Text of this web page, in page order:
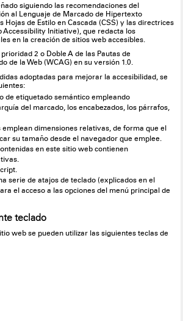
siguiendo las recomendaciones del
al Lenguaje de Marcado de Hipertexto
Hojas de Estilo en Cascada (CSS) y las directrices
Accessibility Initiative), que redacta los
en la creación de sitios web accesibles.
2 o Doble A de las Pautas de
de la Web (WCAG) en su versión 1.0.
adoptadas para mejorar la accesibilidad, se
de etiquetado semántico empleando
del marcado, los encabezados, los párrafos,
emplean dimensiones relativas, de forma que el
su tamaño desde el navegador que emplee.
en este sitio web contienen
serie de atajos de teclado (explicados en el
el acceso a las opciones del menú principal de
teclado
web se pueden utilizar las siguientes teclas de